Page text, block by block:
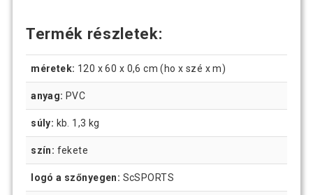
Termék részletek:
méretek: 120 x 60 x 0,6 cm (ho x szé x m)
anyag: PVC
súly: kb. 1,3 kg
szín: fekete
logó a szőnyegen: ScSPORTS